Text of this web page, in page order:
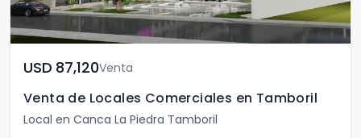
USD	87,120Venta
Venta de Locales Comerciales en Tamboril
Local en Canca La Piedra Tamboril